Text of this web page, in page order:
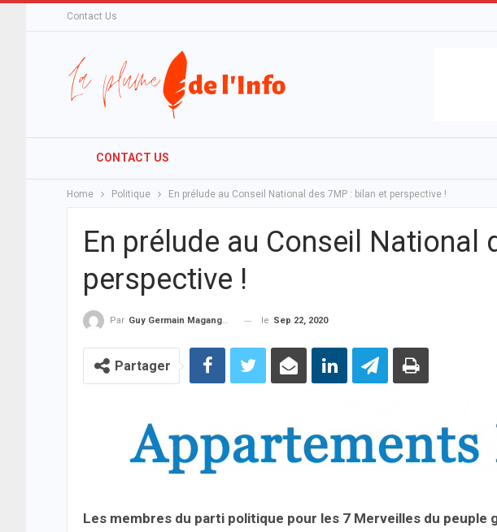
Contact Us
CONTACT US
Home Politique En prélude au Conseil National des 7MP : bilan et perspective !
En prélude au Conseil National
perspective !
Par Guy Germain Maganga Nziengui le Sep 22, 2020
Partager
Les membres du parti politique pour les 7 Merveilles du peuple